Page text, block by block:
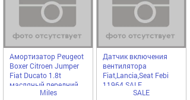
избранное
Амортизатор Peugeot
Boxer Citroen Jumper
Fiat Ducato 1.8t
масляный передний
Miles DM01203 SALE
Miles
Датчик включения
вентилятора
Fiat,Lancia,Seat Febi
11964 SALE
SALE